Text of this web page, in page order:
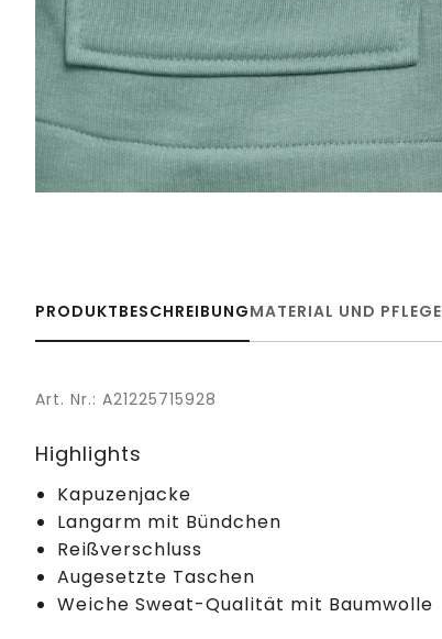
PRODUKTBESCHREIBUNGMATERIAL UND PFLEGE
Art. Nr.: A21225715928
Highlights
Kapuzenjacke
Langarm mit Bündchen
Reißverschluss
Augesetzte Taschen
Weiche Sweat-Qualität mit Baumwolle